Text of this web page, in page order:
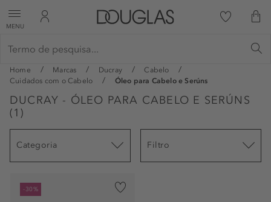
MENU
Home Marcas Ducray
Cabelo
Cuidados com o Cabelo
Óleo para Cabelo e Serúns
DUCRAY - ÓLEO PARA CABELO E SERÚNS
(1 )
Categoria Filtro
-30%